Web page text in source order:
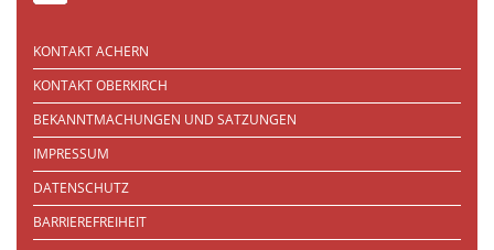
KONTAKT ACHERN
KONTAKT OBERKIRCH
BEKANNTMACHUNGEN UND SATZUNGEN
IMPRESSUM
DATENSCHUTZ
BARRIEREFREIHEIT